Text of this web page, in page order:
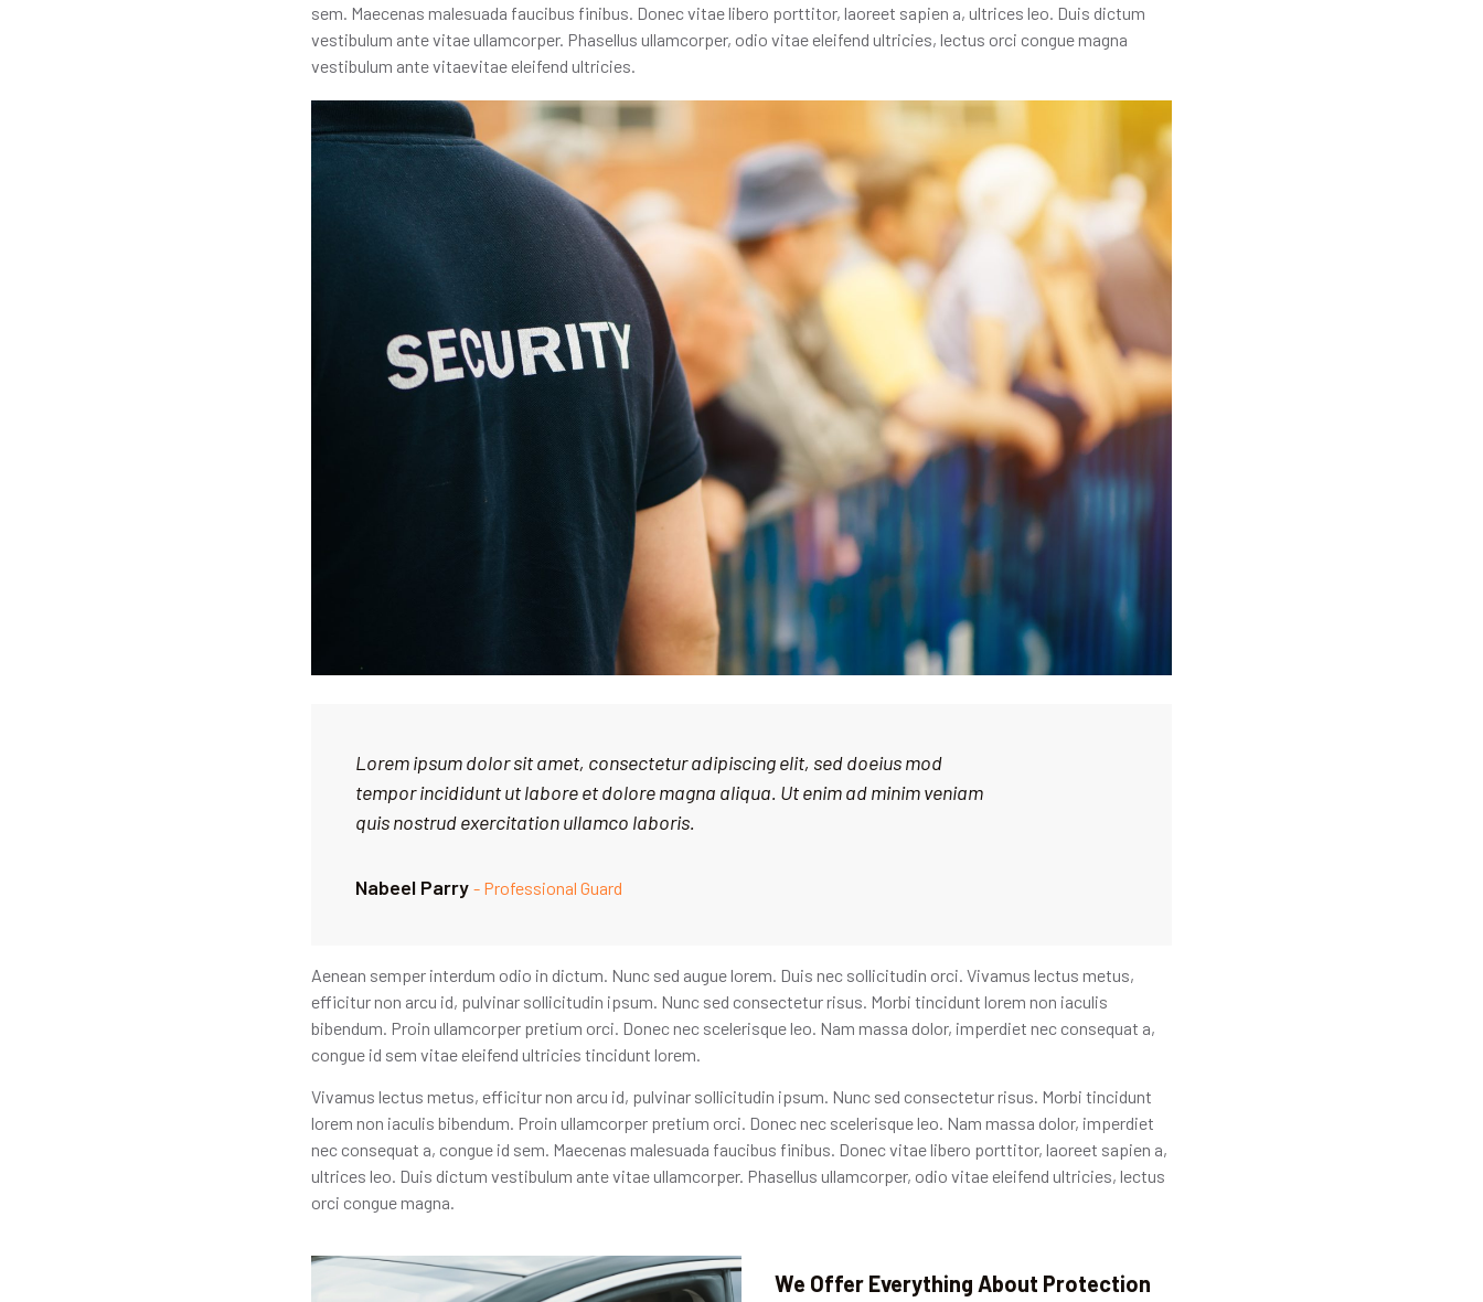
sem. Maecenas malesuada faucibus finibus. Donec vitae libero porttitor, laoreet sapien a, ultrices leo. Duis dictum
vestibulum ante vitae ullamcorper. Phasellus ullamcorper, odio vitae eleifend ultricies, lectus orci congue magna
vestibulum ante vitaevitae eleifend ultricies.
Lorem ipsum dolor sit amet, consectetur adipiscing elit, sed doeius mod
tempor incididunt ut labore et dolore magna aliqua. Ut enim ad minim veniam
quis nostrud exercitation ullamco laboris.
Nabeel Parry - Professional Guard
Aenean semper interdum odio in dictum. Nunc sed augue lorem. Duis nec sollicitudin orci. Vivamus lectus metus,
efficitur non arcu id, pulvinar sollicitudin ipsum. Nunc sed consectetur risus. Morbi tincidunt lorem non iaculis
bibendum. Proin ullamcorper pretium orci. Donec nec scelerisque leo. Nam massa dolor, imperdiet nec consequat a,
congue id sem vitae eleifend ultricies tincidunt lorem.
Vivamus lectus metus, efficitur non arcu id, pulvinar sollicitudin ipsum. Nunc sed consectetur risus. Morbi tincidunt
lorem non iaculis bibendum. Proin ullamcorper pretium orci. Donec nec scelerisque leo. Nam massa dolor, imperdiet
nec consequat a, congue id sem. Maecenas malesuada faucibus finibus. Donec vitae libero porttitor, laoreet sapien a,
ultrices leo. Duis dictum vestibulum ante vitae ullamcorper. Phasellus ullamcorper, odio vitae eleifend ultricies, lectus
orci congue magna.
We Offer Everything About Protection